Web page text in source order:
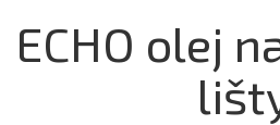
ECHO olej